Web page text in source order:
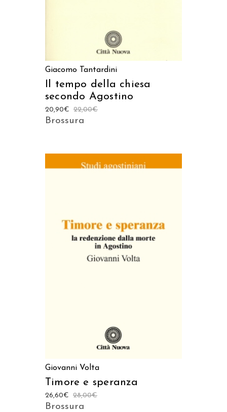
Giacomo Tantardini
Il tempo della chiesa
secondo Agostino
22,00€
20,90€
Brossura
AGGIUNGI AL CARRELLO
Giovanni Volta
Timore e speranza
28,00€
26,60€
Brossura